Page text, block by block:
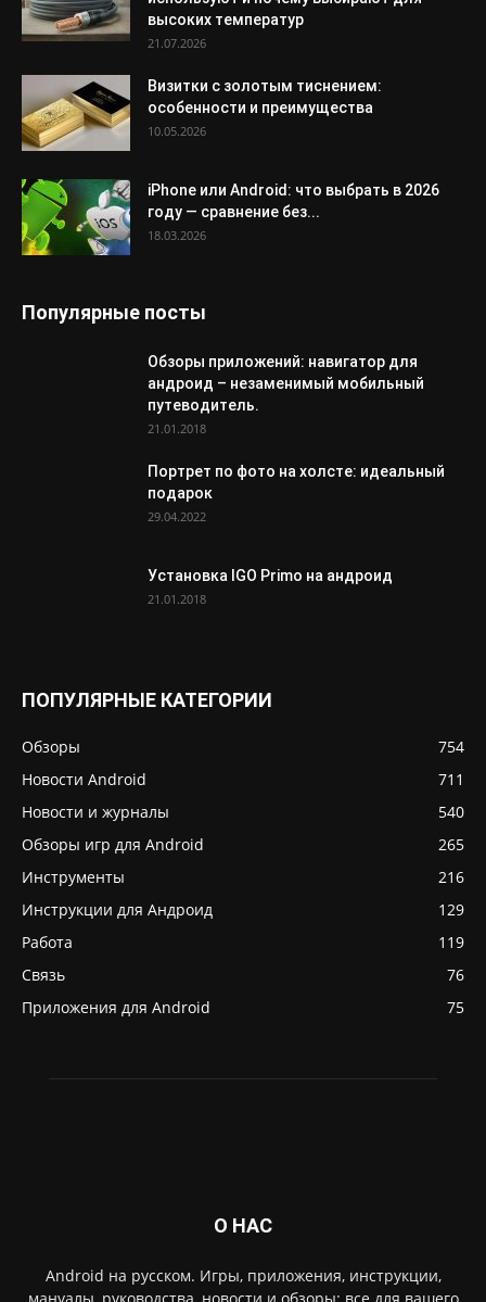
высоких температур
21.07.2026
Визитки с золотым тиснением:
особенности и преимущества
10.05.2026
iPhone или Android: что выбрать в 2026
году — сравнение без...
18.03.2026
Популярные посты
Обзоры приложений: навигатор для
андроид – незаменимый мобильный
путеводитель.
21.01.2018
Портрет по фото на холсте: идеальный
подарок
29.04.2022
Установка IGO Primo на андроид
21.01.2018
ПОПУЛЯРНЫЕ КАТЕГОРИИ
Обзоры
754
Новости Android
711
Новости и журналы
540
Обзоры игр для Android
265
Инструменты
216
Инструкции для Андроид
129
Работа
119
Связь
76
Приложения для Android
75
О НАС
Android на русском. Игры, приложения, инструкции,